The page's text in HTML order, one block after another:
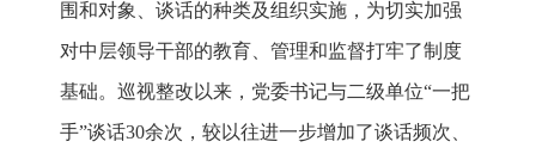
围和对象、谈话的种类及组织实施，为切实加强
对中层领导干部的教育、管理和监督打牢了制度
基础。巡视整改以来，党委书记与二级单位“一把
手”谈话30余次，较以往进一步增加了谈话频次、